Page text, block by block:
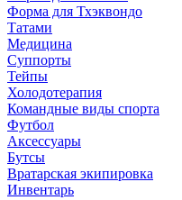
Форма для Тхэквондо
Татами
Медицина
Суппорты
Тейпы
Холодотерапия
Командные виды спорта
Футбол
Аксессуары
Бутсы
Вратарская экипировка
Инвентарь